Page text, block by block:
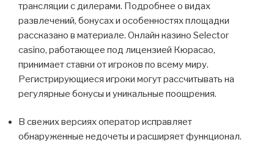
трансляции с дилерами. Подробнее о видах
развлечений, бонусах и особенностях площадки
рассказано в материале. Онлайн казино Selector
casino, работающее под лицензией Кюрасао,
принимает ставки от игроков по всему миру.
Регистрирующиеся игроки могут рассчитывать на
регулярные бонусы и уникальные поощрения.
В свежих версиях оператор исправляет
обнаруженные недочеты и расширяет функционал.